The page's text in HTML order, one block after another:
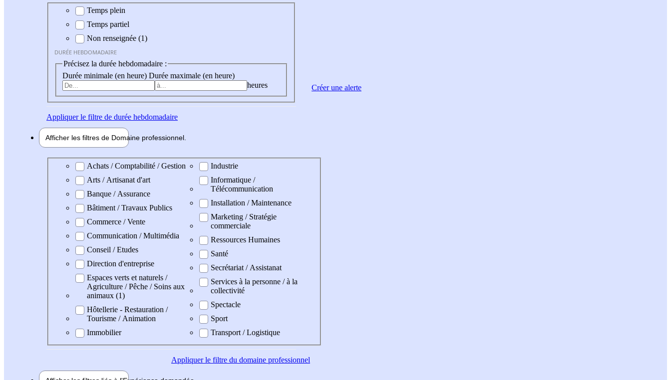
Durée hebdomadaire
Temps plein
Temps partiel
Non renseignée (1)
DURÉE HEBDOMADAIRE
Précisez la durée hebdomadaire :
Durée minimale (en heure) Durée maximale (en heure)
heures
Appliquerle filtre de durée hebdomadaire
Afficher les filtres de Domaine professionnel
Domaine professionel
Achats / Comptabilité / Gestion
Arts / Artisanat d'art
Banque / Assurance
Bâtiment / Travaux Publics
Commerce / Vente
Communication / Multimédia
Conseil / Etudes
Direction d'entreprise
Espaces verts et naturels /
Agriculture / Pêche / Soins aux
animaux (1)
Hôtellerie - Restauration /
Tourisme / Animation
Immobilier
Industrie
Informatique /
Télécommunication
Installation / Maintenance
Marketing / Stratégie
commerciale
Ressources Humaines
Santé
Secrétariat / Assistanat
Services à la personne / à la
collectivité
Spectacle
Sport
Transport / Logistique
Appliquerle filtre du domaine professionnel
Créer une alerte